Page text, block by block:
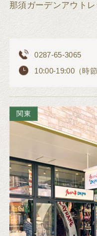
那須ガーデンアウトレ
0287-65-3065
10:00-19:00（時
関東